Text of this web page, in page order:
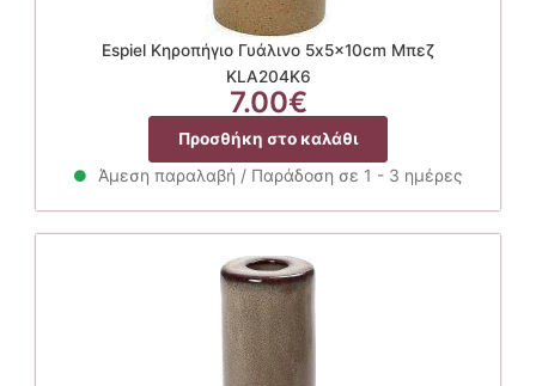
Espiel Κηροπήγιο Γυάλινο 5x5x10cm Μπεζ
KLA204K6
7.00€
Προσθήκη στο καλάθι
Άμεση παραλαβή / Παράδοση σε 1 - 3 ημέρες